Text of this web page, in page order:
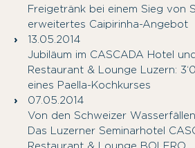
Freigetränk bei einem Sieg von
erweitertes Caipirinha-Angebot
13.05.2014
Jubiläum im CASCADA Hotel
Restaurant & Lounge Luzern:
eines Paella-Kochkurses
07.05.2014
Von den Schweizer
Das Luzerner Seminarhotel